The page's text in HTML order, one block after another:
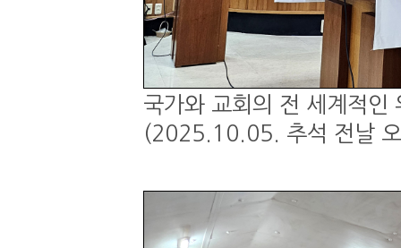
국가와 교회의 전 세계적인
(2025.10.05. 추석 전날